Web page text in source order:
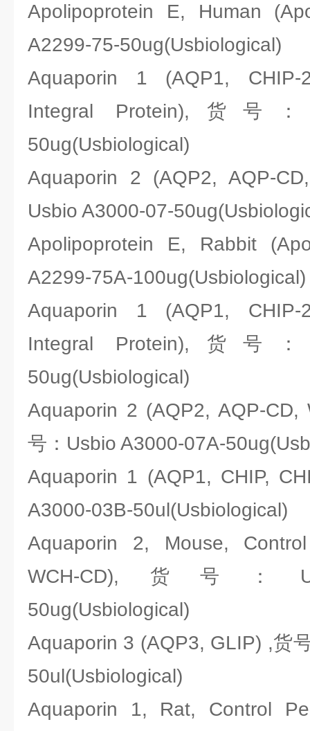
Apolipoprotein E, Human
A2299-75-50ug(Usbiological)
Aquaporin 1 (AQP1, CHIP-
Integral Protein),货号：
50ug(Usbiological)
Aquaporin 2 (AQP2, AQP-
Usbio A3000-07-
Apolipoprotein E, Rabbit
A2299-75A-100ug(Usbiological)
Aquaporin 1 (AQP1, CHIP-
Integral Protein),货号：
50ug(Usbiological)
Aquaporin 2 (AQP2, AQP-CD,
号：Usbio A3000-07A-
Aquaporin 1 (AQP1, CHIP,
A3000-03B-50ul(Usbiological)
Aquaporin 2, Mouse,
WCH-CD),货号：
50ug(Usbiological)
Aquaporin 3 (AQP3, GLIP) ,货
50ul(Usbiological)
Aquaporin 1, Rat, Control